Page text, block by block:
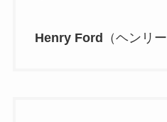
Henry Ford （ヘンリ